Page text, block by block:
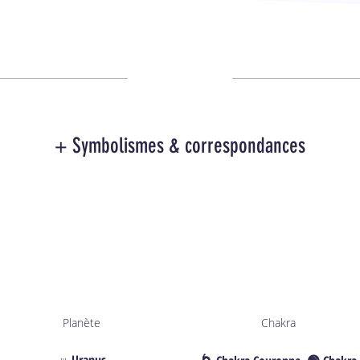
+ Symbolismes & correspondances
Planète Chakra